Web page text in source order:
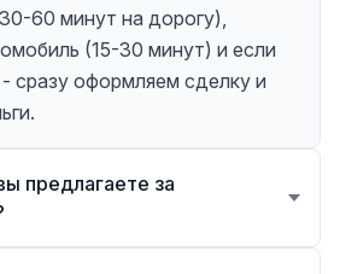
60 минут на дорогу),
(15-30 минут) и если
сразу оформляем сделку и
предлагаете за